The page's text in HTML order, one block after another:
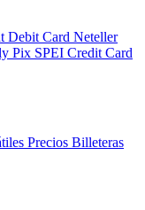
Debit Card Neteller
Pix SPEI Credit Card
Precios Billeteras